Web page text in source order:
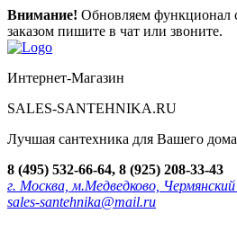
Внимание! Обновляем функционал
заказом пишите в чат или звоните.
Интернет-Магазин
SALES-SANTEHNIKA.RU
Лучшая сантехника для Вашего дома
8 (495) 532-66-64, 8 (925) 208-33-43
г. Москва, м.Медведково,
sales-santehnika@mail.ru